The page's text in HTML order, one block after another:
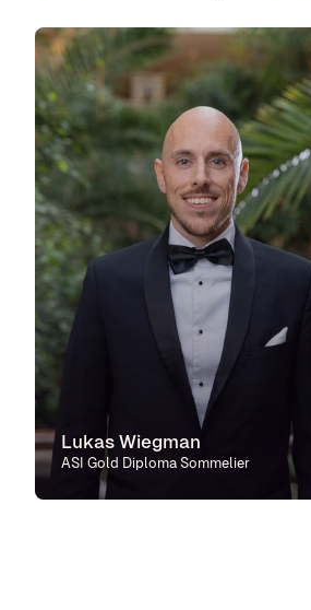
Lukas Wiegman
ASI Gold Diploma Sommelier